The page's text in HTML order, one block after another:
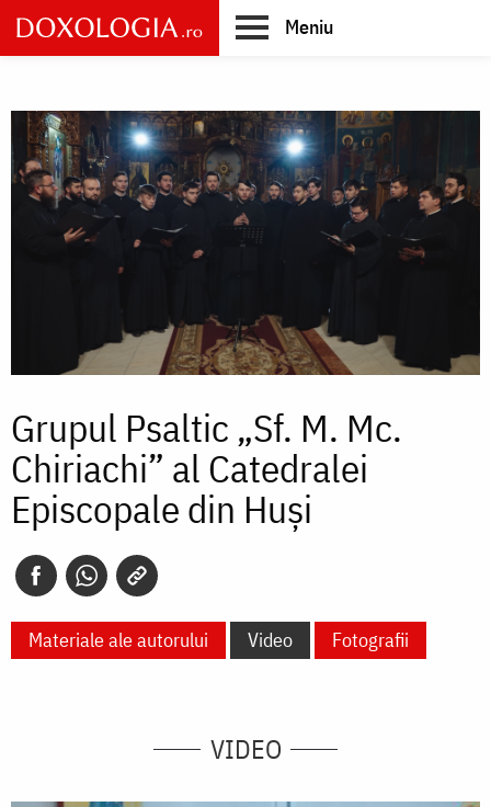
Skip
to
main
Meniu
Grupul Psaltic „Sf. M. Mc.
Chiriachi” al Catedralei
Episcopale din Huși
Materiale ale autorului Video Fotografii
VIDEO